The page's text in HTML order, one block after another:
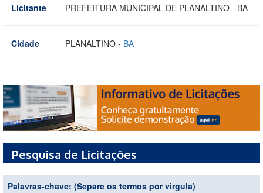
Licitante
PREFEITURA MUNICIPAL DE PLANALTINO - BA
Cidade PLANALTINO - BA
Pesquisa de Licitações
Palavras-chave: (Separe os termos por virgula)